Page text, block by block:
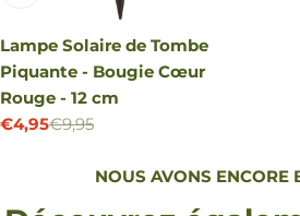
Lampe Solaire de Tombe
Piquante - Bougie Cœur
Rouge - 12 cm
Prix
€4,95
Prix €9,95
NOUS AVONS ENCORE